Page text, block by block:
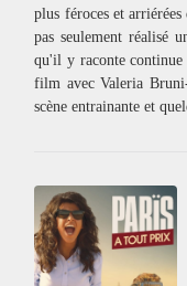
plus féroces et
pas seulement réalisé
qu'il y raconte
film avec Valeria
scène entrainante et